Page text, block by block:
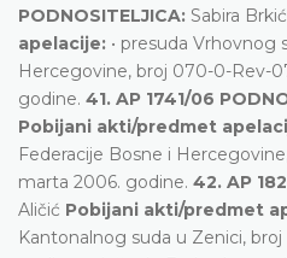
PODNOSITELJICA: Sabira Brkić
apelacije: • presuda Vrhovnog
Hercegovine, broj 070-0-Rev-
godine. 41. AP 1741/06
Pobijani akti/predmet
Federacije Bosne i
marta 2006. godine. 42. AP
Aličić Pobijani akti/predmet
Kantonalnog suda u Zenici, broj